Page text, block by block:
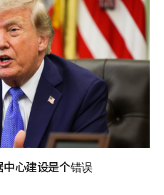
心建设是个错误